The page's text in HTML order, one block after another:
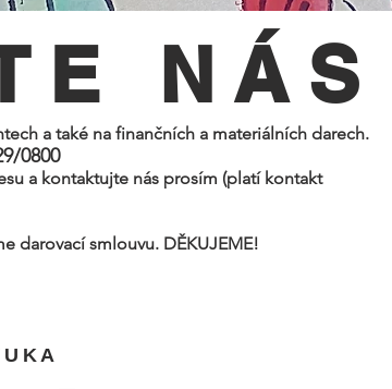
NÁS
a také na finančních a materiálních darech.
0800
a kontaktujte nás prosím (platí kontakt
darovací smlouvu. DĚKUJEME!